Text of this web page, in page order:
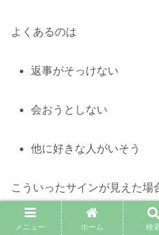
よくあるのは
返事がそっけない
会おうとしない
他に好きな人がいそう
こういったサインが見えた場
この場合でも、無理に食い
メニュー ホーム 検